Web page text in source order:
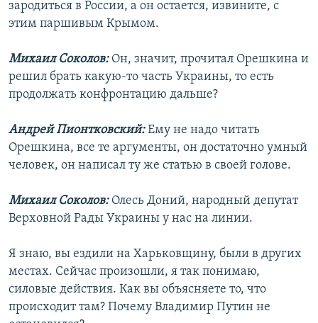
зародиться в России, а он остается, извините, с
этим паршивым Крымом.
Михаил Соколов: Он, значит, прочитал Орешкина и
решил брать какую-то часть Украины, то есть
продолжать конфронтацию дальше?
Андрей Пионтковский:Ему не надо читать
Орешкина, все те аргументы, он достаточно умный
человек, он написал ту же статью в своей голове.
Михаил Соколов: Олесь Доний, народный депутат
Верховной Рады Украины у нас на линии.
Я знаю, вы ездили на Харьковщину, были в других
местах. Сейчас произошли, я так понимаю,
силовые действия. Как вы объясняете то, что
происходит там? Почему Владимир Путин не